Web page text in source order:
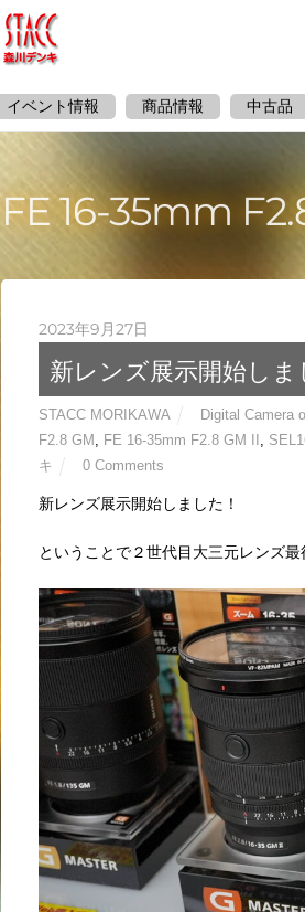
イベント情報 商品情報 中古品
FE 16-35mm
2023年9月27日
新レンズ展示開始しま
STACC MORIKAWA Digital Camera α
F2.8 GM , FE 16-35mm F2.8 GM II ,
キ
0 Comments
新レンズ展示開始しました！
ということで２世代目大三元レンズ